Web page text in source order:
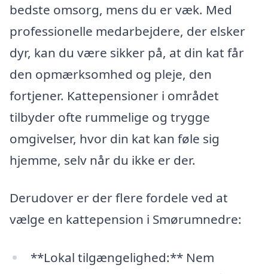
bedste omsorg, mens du er væk. Med
professionelle medarbejdere, der elsker
dyr, kan du være sikker på, at din kat får
den opmærksomhed og pleje, den
fortjener. Kattepensioner i området
tilbyder ofte rummelige og trygge
omgivelser, hvor din kat kan føle sig
hjemme, selv når du ikke er der.
Derudover er der flere fordele ved at
vælge en kattepension i Smørumnedre:
**Lokal tilgængelighed:** Nem